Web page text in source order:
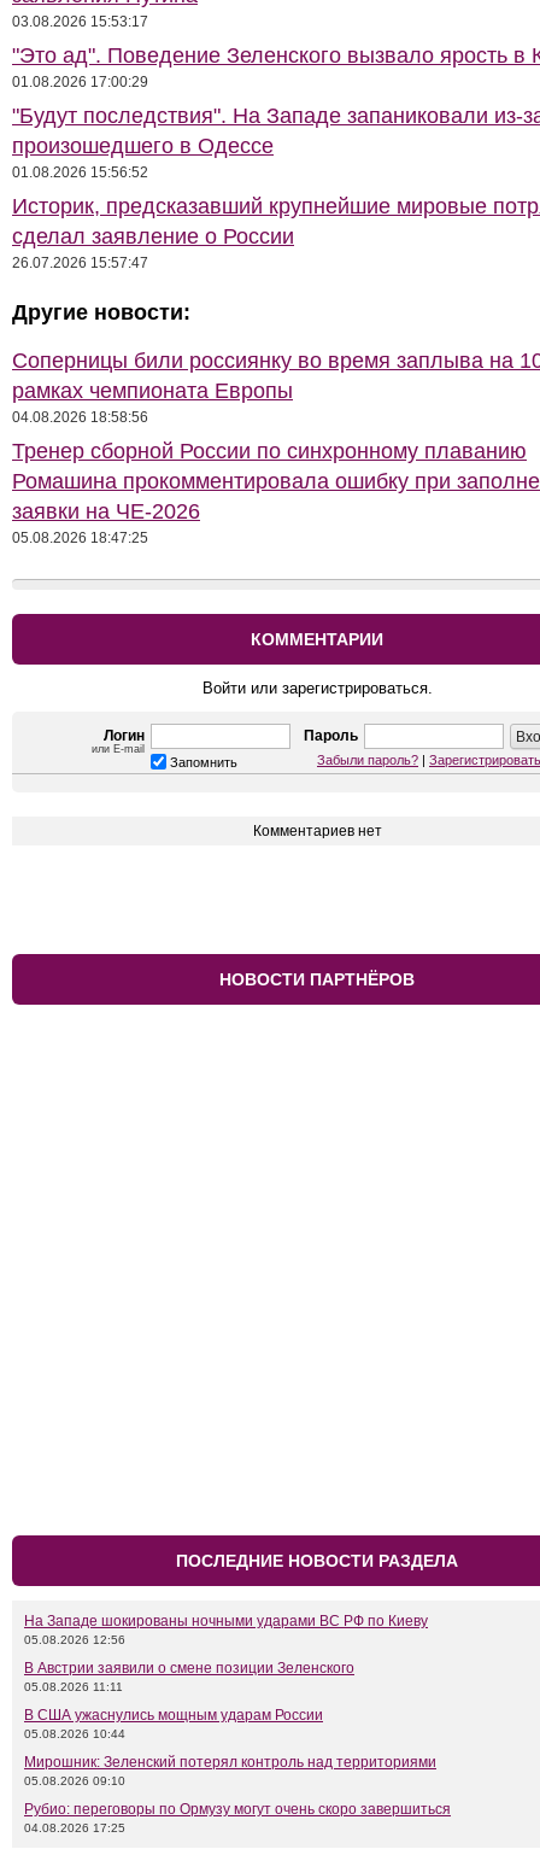
03.08.2026 15:53:17
"Это ад". Поведение Зеленского вызвало ярость в
01.08.2026 17:00:29
"Будут последствия". На Западе запаниковали из-
произошедшего в Одессе
01.08.2026 15:56:52
Историк, предсказавший крупнейшие мировые
сделал заявление о России
26.07.2026 15:57:47
Другие новости:
Соперницы били россиянку во время заплыва на
рамках чемпионата Европы
04.08.2026 18:58:56
Тренер сборной России по синхронному плаванию
Ромашина прокомментировала ошибку при
заявки на ЧЕ-2026
05.08.2026 18:47:25
КОММЕНТАРИИ
Войти или зарегистрироваться.
Логин
или E-mail
Пароль
Запомнить Забыли пароль? |
Комментариев нет
НОВОСТИ ПАРТНЁРОВ
ПОСЛЕДНИЕ НОВОСТИ РАЗДЕЛА
На Западе шокированы ночными ударами ВС РФ по Киеву
05.08.2026 12:56
В Австрии заявили о смене позиции Зеленского
05.08.2026 11:11
В США ужаснулись мощным ударам России
05.08.2026 10:44
Мирошник: Зеленский потерял контроль над территориями
05.08.2026 09:10
Рубио: переговоры по Ормузу могут очень скоро завершиться
04.08.2026 17:25